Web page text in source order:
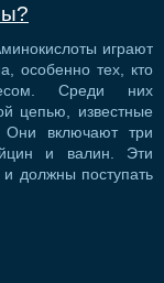
играют
особенно тех, кто
Среди них
цепью, известные
Они включают три
и валин. Эти
должны поступать